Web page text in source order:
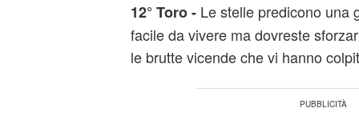
12° Toro - Le stelle predicono una
facile da vivere ma dovreste
le brutte vicende che vi hanno